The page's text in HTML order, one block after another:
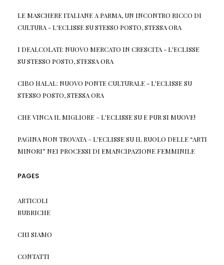
LE MASCHERE ITALIANE A PARMA, UN INCONTRO RICCO DI
CULTURA - L'ECLISSESUSTESSO POSTO, STESSA ORA
I DEALCOLATI: NUOVO MERCATO IN CRESCITA - L'ECLISSE
SUSTESSO POSTO, STESSA ORA
CIBO HALAL: NUOVO PONTE CULTURALE - L'ECLISSESU
STESSO POSTO, STESSA ORA
CHE VINCA IL MIGLIORE – L'ECLISSESU E PUR SI MUOVE!
PAGINA NON TROVATA – L'ECLISSESU IL RUOLO DELLE “ARTI
MINORI” NEI PROCESSI DI EMANCIPAZIONE FEMMINILE
PAGES
ARTICOLI
RUBRICHE
CHI SIAMO
CONTATTI